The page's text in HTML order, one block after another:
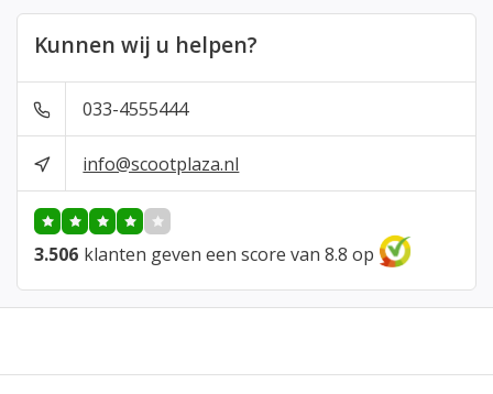
Kunnen wij u helpen?
033-4555444
info@scootplaza.nl
3.506 klanten geven een score van 8.8 op